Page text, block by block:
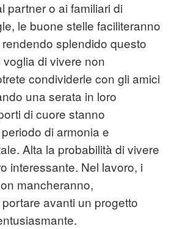
partner o ai familiari di
le buone stelle faciliteranno
splendido questo
di vivere non
condividerle con gli amici
una serata in loro
di cuore stanno
di armonia e
Alta la probabilità di vivere
interessante. Nel lavoro, i
mancheranno,
avanti un progetto